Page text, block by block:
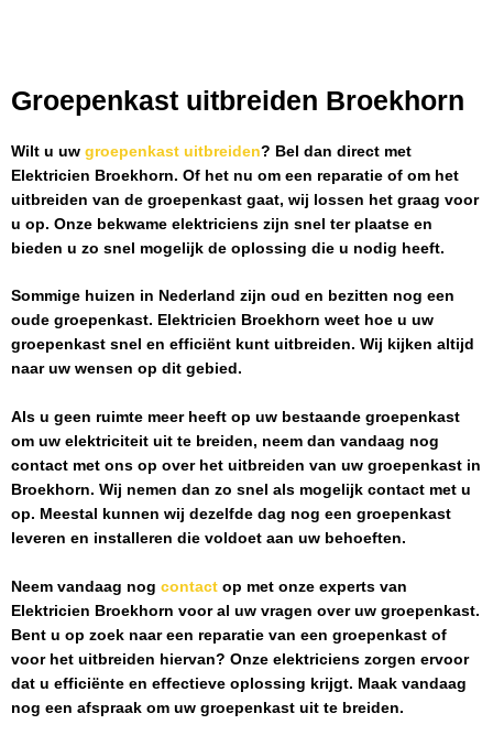
Groepenkast uitbreiden Broekhorn
Wilt u uw groepenkast uitbreiden? Bel dan direct met
Elektricien Broekhorn. Of het nu om een reparatie of om het
uitbreiden van de groepenkast gaat, wij lossen het graag voor
u op. Onze bekwame elektriciens zijn snel ter plaatse en
bieden u zo snel mogelijk de oplossing die u nodig heeft.
Sommige huizen in Nederland zijn oud en bezitten nog een
oude groepenkast. Elektricien Broekhorn weet hoe u uw
groepenkast snel en efficiënt kunt uitbreiden. Wij kijken altijd
naar uw wensen op dit gebied.
Als u geen ruimte meer heeft op uw bestaande groepenkast
om uw elektriciteit uit te breiden, neem dan vandaag nog
contact met ons op over het uitbreiden van uw groepenkast in
Broekhorn. Wij nemen dan zo snel als mogelijk contact met u
op. Meestal kunnen wij dezelfde dag nog een groepenkast
leveren en installeren die voldoet aan uw behoeften.
Neem vandaag nog contact op met onze experts van
Elektricien Broekhorn voor al uw vragen over uw groepenkast.
Bent u op zoek naar een reparatie van een groepenkast of
voor het uitbreiden hiervan? Onze elektriciens zorgen ervoor
dat u efficiënte en effectieve oplossing krijgt. Maak vandaag
nog een afspraak om uw groepenkast uit te breiden.